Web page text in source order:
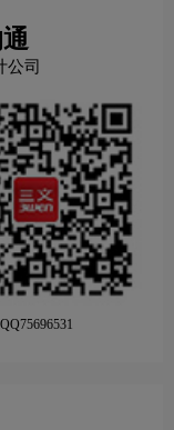
公司
QQ75696531